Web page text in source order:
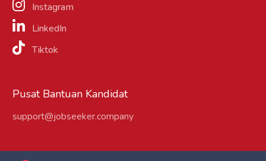
Instagram
LinkedIn
Tiktok
Pusat Bantuan Kandidat
support@jobseeker.company